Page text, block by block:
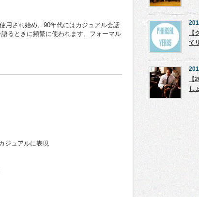
用され始め、90年代にはカジュアル会話
るときに頻繁に使われます。フォーマル
ジュアルに表現
【
て
【
し